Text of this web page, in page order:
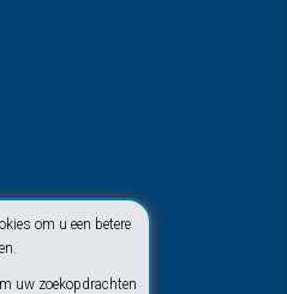
om u een betere
uw zoekopdrachten